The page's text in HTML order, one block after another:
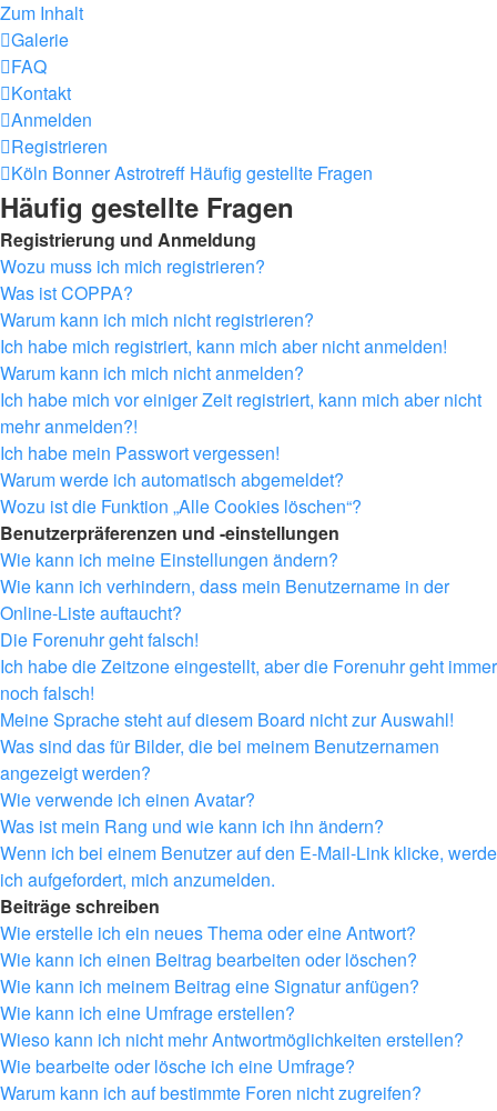
Zum Inhalt
Galerie
FAQ
Kontakt
Anmelden
Registrieren
Köln Bonner Astrotreff Häufig gestellte Fragen
Häufig gestellte Fragen
Registrierung und Anmeldung
Wozu muss ich mich registrieren?
Was ist COPPA?
Warum kann ich mich nicht registrieren?
Ich habe mich registriert, kann mich aber nicht anmelden!
Warum kann ich mich nicht anmelden?
Ich habe mich vor einiger Zeit registriert, kann mich aber nicht
mehr anmelden?!
Ich habe mein Passwort vergessen!
Warum werde ich automatisch abgemeldet?
Wozu ist die Funktion „Alle Cookies löschen“?
Benutzerpräferenzen und -einstellungen
Wie kann ich meine Einstellungen ändern?
Wie kann ich verhindern, dass mein Benutzername in der
Online-Liste auftaucht?
Die Forenuhr geht falsch!
Ich habe die Zeitzone eingestellt, aber die Forenuhr geht immer
noch falsch!
Meine Sprache steht auf diesem Board nicht zur Auswahl!
Was sind das für Bilder, die bei meinem Benutzernamen
angezeigt werden?
Wie verwende ich einen Avatar?
Was ist mein Rang und wie kann ich ihn ändern?
Wenn ich bei einem Benutzer auf den E-Mail-Link klicke, werde
ich aufgefordert, mich anzumelden.
Beiträge schreiben
Wie erstelle ich ein neues Thema oder eine Antwort?
Wie kann ich einen Beitrag bearbeiten oder löschen?
Wie kann ich meinem Beitrag eine Signatur anfügen?
Wie kann ich eine Umfrage erstellen?
Wieso kann ich nicht mehr Antwortmöglichkeiten erstellen?
Wie bearbeite oder lösche ich eine Umfrage?
Warum kann ich auf bestimmte Foren nicht zugreifen?